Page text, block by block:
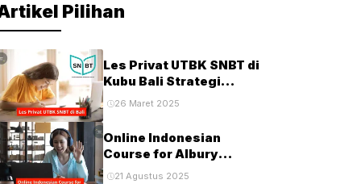
Pilihan
Les Privat UTBK SNBT di
Kubu Bali Strategi
Terbaik untuk Sukses di
26 Maret 2025
Online Indonesian
Course for Albury
Students and
21 Agustus 2025